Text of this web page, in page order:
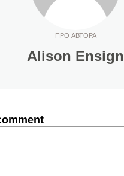
ПРО АВТОРА
Alison Ensign